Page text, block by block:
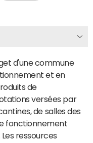
d'une commune
et en
de
versées par
de salles des
fonctionnement
ressources